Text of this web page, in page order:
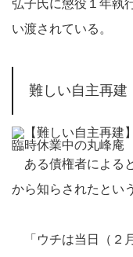
弘子氏に懲役１年執
い渡されている。
難しい自主再建
臨時休業中の丸峰庵
ある債権者による
から知らされたとい
「ウチは当日（２